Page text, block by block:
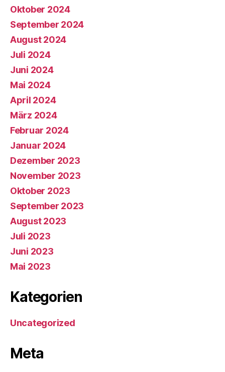
Oktober 2024
September 2024
August 2024
Juli 2024
Juni 2024
Mai 2024
April 2024
März 2024
Februar 2024
Januar 2024
Dezember 2023
November 2023
Oktober 2023
September 2023
August 2023
Juli 2023
Juni 2023
Mai 2023
Kategorien
Uncategorized
Meta